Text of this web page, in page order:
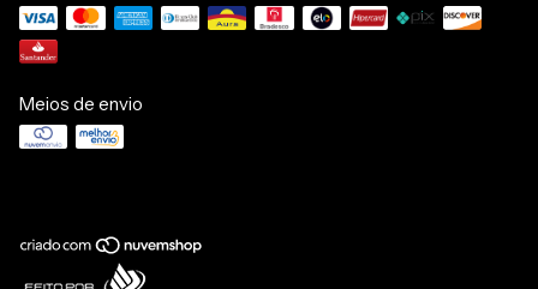
Meios de envio